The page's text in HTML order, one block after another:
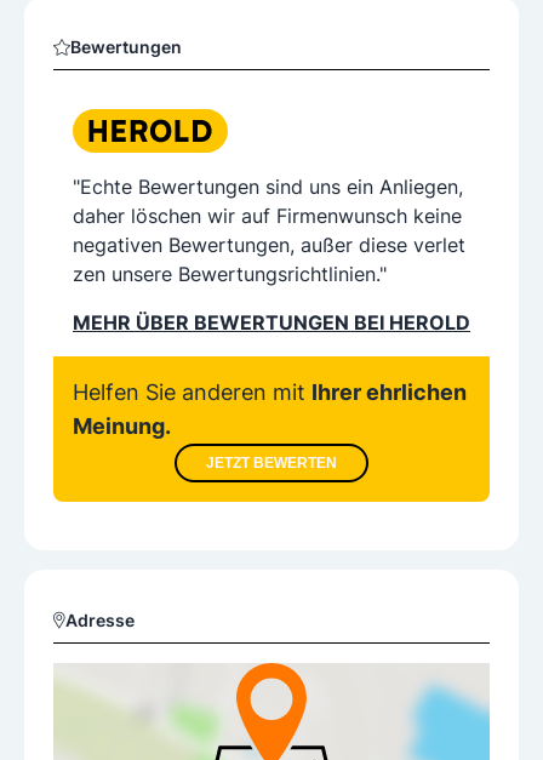
Bewertungen
"Echte Bewertungen sind uns ein Anliegen,
daher löschen wir auf Firmenwunsch keine
negativen Bewertungen, außer diese verlet
zen unsere Bewertungsrichtlinien."
MEHR ÜBER BEWERTUNGEN BEI HEROLD
Helfen Sie anderen mit Ihrer ehrlichen
Meinung.
JETZT BEWERTEN
Adresse